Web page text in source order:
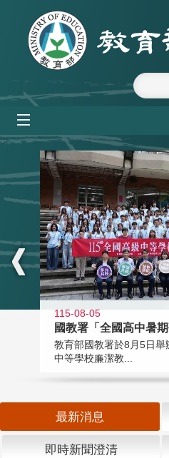
跳到主要內容區塊
:::
115-08-05
國教署「全國高中暑
教育部國教署於8月5日舉
中等學校廉潔教...
最新消息
即時新聞澄清